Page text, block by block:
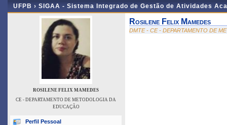
UFPB › SIGAA - Sistema Integrado de Gestão de Atividades
ROSILENE FELIX MAMEDES
CE - DEPARTAMENTO DE METODOLOGIA DA
EDUCAÇÃO
Perfil Pessoal
Rosilene Felix Mamedes
DMTE - CE - DEPARTAMENTO DE